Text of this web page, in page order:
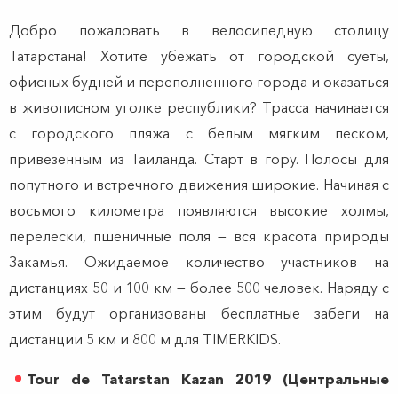
Добро пожаловать в велосипедную столицу
Татарстана! Хотите убежать от городской суеты,
офисных будней и переполненного города и оказаться
в живописном уголке республики? Трасса начинается
с городского пляжа с белым мягким песком,
привезенным из Таиланда. Старт в гору. Полосы для
попутного и встречного движения широкие. Начиная с
восьмого километра появляются высокие холмы,
перелески, пшеничные поля — вся красота природы
Закамья. Ожидаемое количество участников на
дистанциях 50 и 100 км — более 500 человек. Наряду с
этим будут организованы бесплатные забеги на
дистанции 5 км и 800 м для TIMERKIDS.
Tour de Tatarstan Kazan 2019 (Центральные